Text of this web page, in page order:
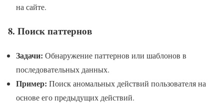
на сайте.
8. Поиск паттернов
Задачи: Обнаружение паттернов или шаблонов в
последовательных данных.
Пример: Поиск аномальных действий пользователя на
основе его предыдущих действий.